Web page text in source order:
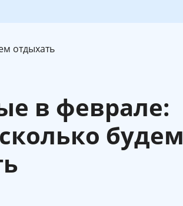
отдыхать
в феврале:
будем